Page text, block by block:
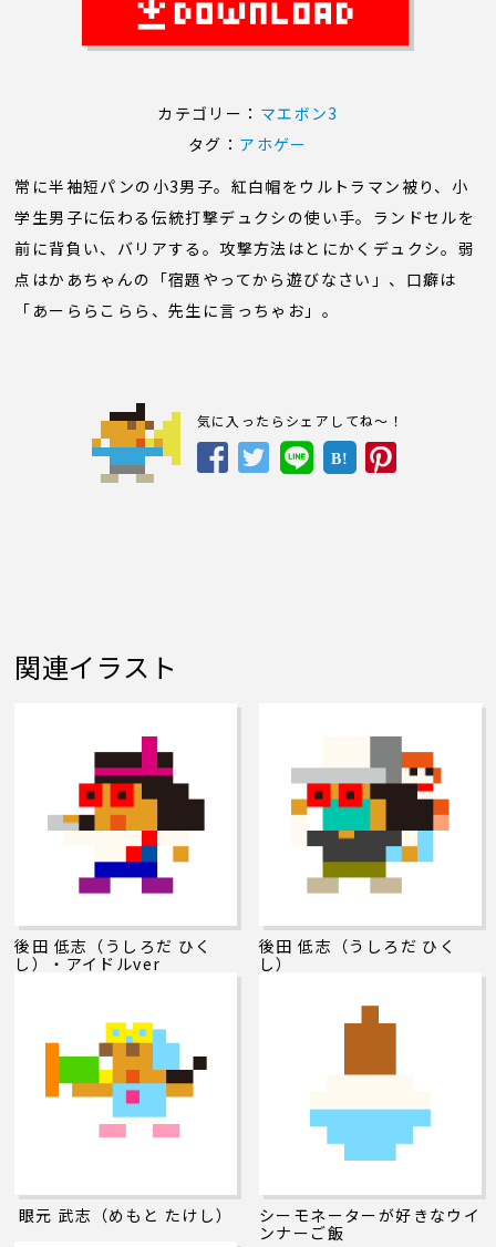
カテゴリー： マエボン3
タグ： アホゲー
常に半袖短パンの小3男子。紅白帽をウルトラマン被り、小
学生男子に伝わる伝統打撃デュクシの使い手。ランドセルを
前に背負い、バリアする。攻撃方法はとにかくデュクシ。弱
点はかあちゃんの「宿題やってから遊びなさい」、口癖は
「あーららこらら、先生に言っちゃお」。
気に入ったらシェアしてね～！
B!
関連イラスト
後田 低志（うしろだ ひく
し）・アイドルver
後田 低志（うしろだ ひく
し）
眼元 武志（めもと たけし）
シーモネーターが好きなウイ
ンナーご飯